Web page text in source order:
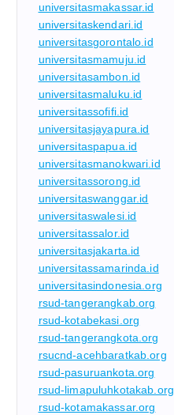
universitasmakassar.id
universitaskendari.id
universitasgorontalo.id
universitasmamuju.id
universitasambon.id
universitasmaluku.id
universitassofifi.id
universitasjayapura.id
universitaspapua.id
universitasmanokwari.id
universitassorong.id
universitaswanggar.id
universitaswalesi.id
universitassalor.id
universitasjakarta.id
universitassamarinda.id
universitasindonesia.org
rsud-tangerangkab.org
rsud-kotabekasi.org
rsud-tangerangkota.org
rsucnd-acehbaratkab.org
rsud-pasuruankota.org
rsud-limapuluhkotakab.org
rsud-kotamakassar.org